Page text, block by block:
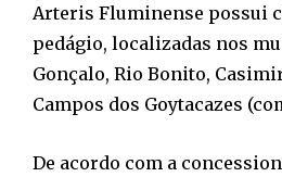
Arteris Fluminense possui
pedágio, localizadas nos
Gonçalo, Rio Bonito,
Campos dos Goytacazes
De acordo com a